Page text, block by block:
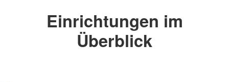
Einrichtungen im
Überblick